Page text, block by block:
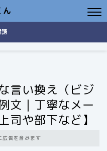
ん
言い換え（ビジ
文｜丁寧なメー
司や部下など】
広告を含みます